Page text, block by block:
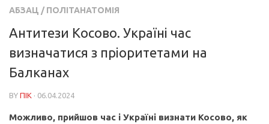
АБЗАЦ / ПОЛІТАНАТОМІЯ
Антитези Косово. Україні час
визначатися з пріоритетами на
Балканах
BY ПІК · 06.04.2024
Можливо, прийшов час і Україні визнати Косово, як